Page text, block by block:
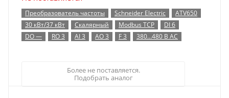
Преобразователь частоты Schneider Electric
ATV650
30 кВт/37 кВт
Скалярный Modbus TCP
DI 6
DO —
RO 3 AI 3 AO 3 F 3 380…480 В AC
Более не поставляется.
Подобрать аналог